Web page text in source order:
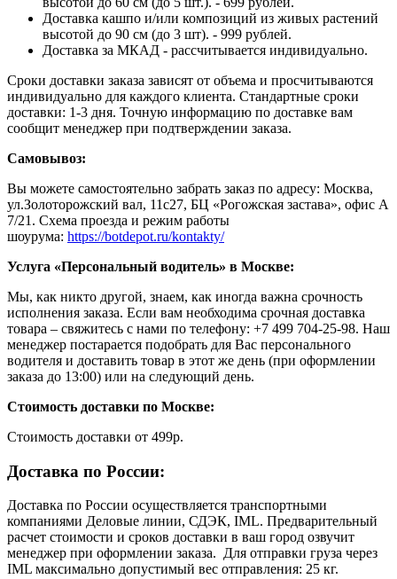
Доставка кашпо и/или композиций из живых растений
высотой до 90 см (до 3 шт). - 999 рублей.
Доставка за МКАД - рассчитывается индивидуально.
Сроки доставки заказа зависят от объема и просчитываются
индивидуально для каждого клиента. Стандартные сроки
доставки: 1-3 дня. Точную информацию по доставке вам
сообщит менеджер при подтверждении заказа.
Самовывоз:
Вы можете самостоятельно забрать заказ по адресу: Москва,
ул.Золоторожский вал, 11с27, БЦ «Рогожская застава», офис А
7/21. Схема проезда и режим работы
шоурума: https://botdepot.ru/kontakty/
Услуга «Персональный водитель» в Москве:
Мы, как никто другой, знаем, как иногда важна срочность
исполнения заказа. Если вам необходима срочная доставка
товара – свяжитесь с нами по телефону: +7 499 704-25-98. Наш
менеджер постарается подобрать для Вас персонального
водителя и доставить товар в этот же день (при оформлении
заказа до 13:00) или на следующий день.
Стоимость доставки по Москве:
Cтоимость доставки от 499р.
Доставка по России:
Доставка по России осуществляется транспортными
компаниями Деловые линии, СДЭК, IML. Предварительный
расчет стоимости и сроков доставки в ваш город озвучит
менеджер при оформлении заказа. Для отправки груза через
IML максимально допустимый вес отправления: 25 кг.